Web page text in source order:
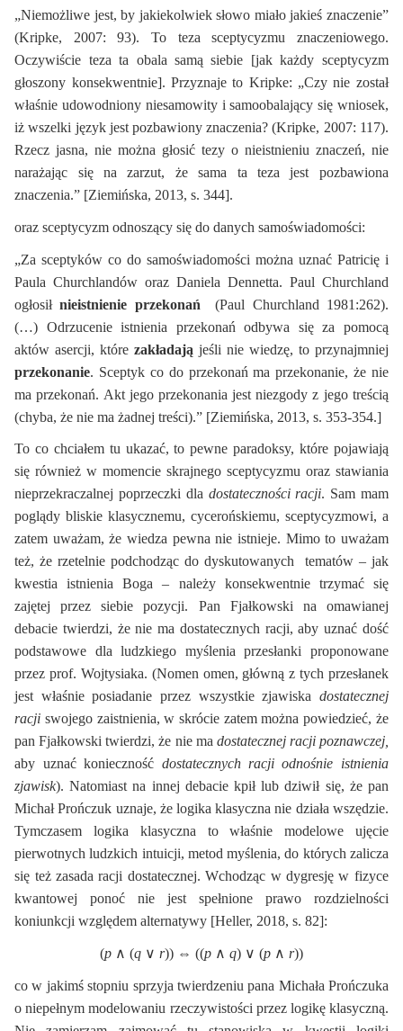
„Niemożliwe jest, by jakiekolwiek słowo miało jakieś znaczenie”
(Kripke, 2007: 93). To teza sceptycyzmu znaczeniowego.
Oczywiście teza ta obala samą siebie [jak każdy sceptycyzm
głoszony konsekwentnie]. Przyznaje to Kripke: „Czy nie został
właśnie udowodniony niesamowity i samoobalający się wniosek,
iż wszelki język jest pozbawiony znaczenia? (Kripke, 2007: 117).
Rzecz jasna, nie można głosić tezy o nieistnieniu znaczeń, nie
narażając się na zarzut, że sama ta teza jest pozbawiona
znaczenia.” [Ziemińska, 2013, s. 344].
oraz sceptycyzm odnoszący się do danych samoświadomości:
„Za sceptyków co do samoświadomości można uznać Patricię i
Paula Churchlandów oraz Daniela Dennetta. Paul Churchland
ogłosiłnieistnienie przekonań (Paul Churchland 1981:262).
(…) Odrzucenie istnienia przekonań odbywa się za pomocą
aktów asercji, którezakładają jeśli nie wiedzę, to przynajmniej
przekonanie. Sceptyk co do przekonań ma przekonanie, że nie
ma przekonań. Akt jego przekonania jest niezgody z jego treścią
(chyba, że nie ma żadnej treści).” [Ziemińska, 2013, s. 353-354.]
To co chciałem tu ukazać, to pewne paradoksy, które pojawiają
się również w momencie skrajnego sceptycyzmu oraz stawiania
nieprzekraczalnej poprzeczki dla dostateczności racji. Sam mam
poglądy bliskie klasycznemu, cycerońskiemu, sceptycyzmowi, a
zatem uważam, że wiedza pewna nie istnieje. Mimo to uważam
też, że rzetelnie podchodząc do dyskutowanych tematów – jak
kwestia istnienia Boga – należy konsekwentnie trzymać się
zajętej przez siebie pozycji. Pan Fjałkowski na omawianej
debacie twierdzi, że nie ma dostatecznych racji, aby uznać dość
podstawowe dla ludzkiego myślenia przesłanki proponowane
przez prof. Wojtysiaka. (Nomen omen, główną z tych przesłanek
jest właśnie posiadanie przez wszystkie zjawiska dostatecznej
racji swojego zaistnienia, w skrócie zatem można powiedzieć, że
pan Fjałkowski twierdzi, że nie ma dostatecznej racji poznawczej,
aby uznać konieczność dostatecznych racji odnośnie istnienia
zjawisk). Natomiast na innej debacie kpił lub dziwił się, że pan
Michał Prończuk uznaje, że logika klasyczna nie działa wszędzie.
Tymczasem logika klasyczna to właśnie modelowe ujęcie
pierwotnych ludzkich intuicji, metod myślenia, do których zalicza
się też zasada racji dostatecznej. Wchodząc w dygresję w fizyce
kwantowej ponoć nie jest spełnione prawo rozdzielności
koniunkcji względem alternatywy [Heller, 2018, s. 82]:
(p ∧ (q ∨ r)) ⇔ ((p ∧ q) ∨ (p ∧ r))
co w jakimś stopniu sprzyja twierdzeniu pana Michała Prończuka
o niepełnym modelowaniu rzeczywistości przez logikę klasyczną.